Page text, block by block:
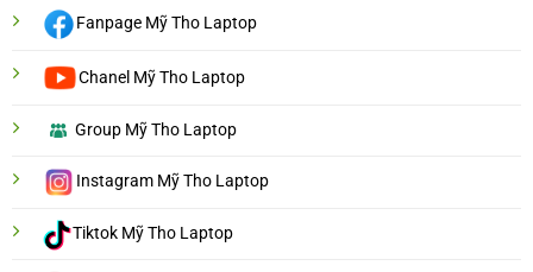
Fanpage Mỹ Tho Laptop
Chanel Mỹ Tho Laptop
Group Mỹ Tho Laptop
Instagram Mỹ Tho Laptop
Tiktok Mỹ Tho Laptop